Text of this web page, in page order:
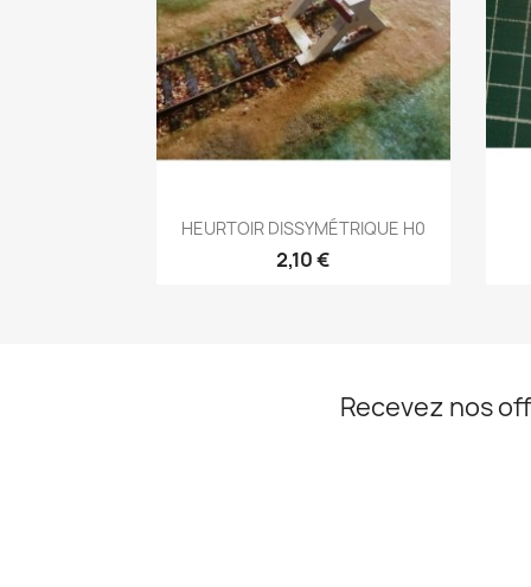
Aperçu rapide
HEURTOIR DISSYMÉTRIQUE H0
2,10 €
Recevez nos